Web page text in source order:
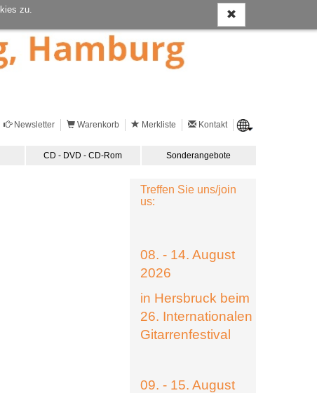
zu.
Newsletter Warenkorb Merkliste Kontakt
CD - DVD - CD-Rom Sonderangebote
Treffen Sie uns/join
us:
08. - 14. August
2026
in Hersbruck beim
26. Internationalen
Gitarrenfestival
09. - 15. August